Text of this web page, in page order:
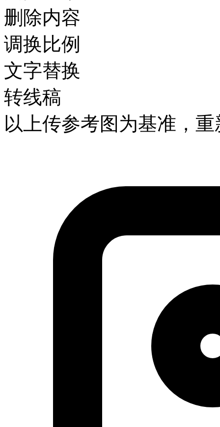
删除内容
调换比例
文字替换
转线稿
以上传参考图为基准，